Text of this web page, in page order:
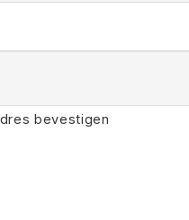
bevestigen